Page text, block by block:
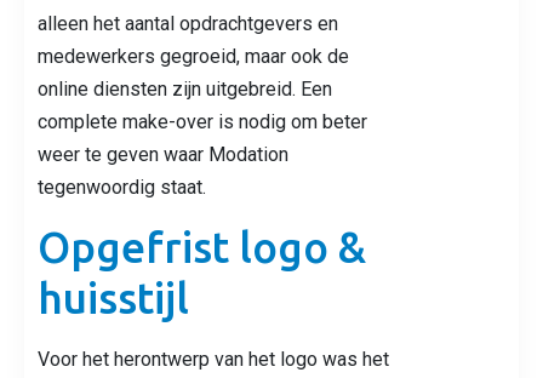
alleen het aantal opdrachtgevers en
medewerkers gegroeid, maar ook de
online diensten zijn uitgebreid. Een
complete make-over is nodig om beter
weer te geven waar Modation
tegenwoordig staat.
Opgefrist logo &
huisstijl
Voor het herontwerp van het logo was het